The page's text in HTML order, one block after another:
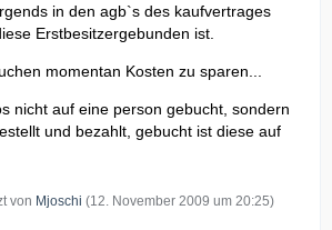
in den agb`s des kaufvertrages
Erstbesitzergebunden ist.
momentan Kosten zu sparen...
nicht auf eine person gebucht, sondern
und bezahlt, gebucht ist diese auf
von Mjoschi (12. November 2009 um 20:25)